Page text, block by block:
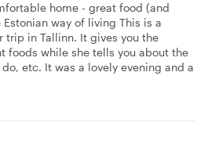
home - great food (and
way of living This is a
trip in Tallinn. It gives you the
foods while she tells you about the
etc. It was a lovely evening and a